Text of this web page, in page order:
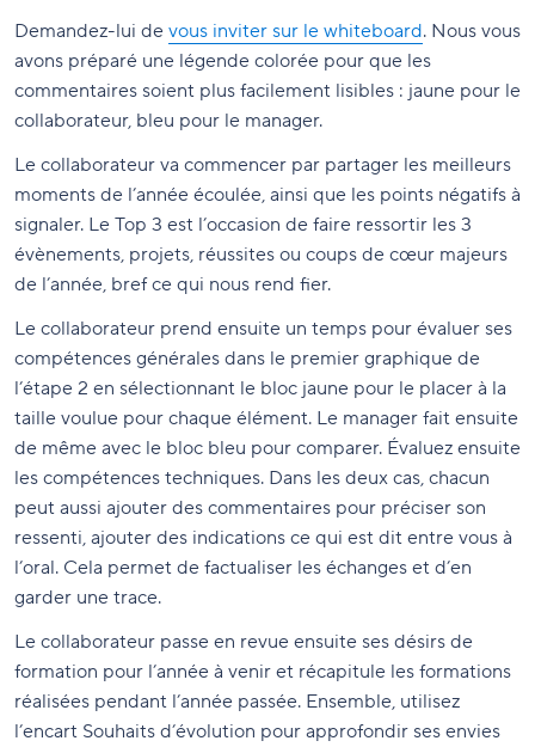
Demandez-lui de vous inviter sur le whiteboard. Nous vous
avons préparé une légende colorée pour que les
commentaires soient plus facilement lisibles : jaune pour le
collaborateur, bleu pour le manager.
Le collaborateur va commencer par partager les meilleurs
moments de l’année écoulée, ainsi que les points négatifs à
signaler. Le Top 3 est l’occasion de faire ressortir les 3
évènements, projets, réussites ou coups de cœur majeurs
de l’année, bref ce qui nous rend fier.
Le collaborateur prend ensuite un temps pour évaluer ses
compétences générales dans le premier graphique de
l’étape 2 en sélectionnant le bloc jaune pour le placer à la
taille voulue pour chaque élément. Le manager fait ensuite
de même avec le bloc bleu pour comparer. Évaluez ensuite
les compétences techniques. Dans les deux cas, chacun
peut aussi ajouter des commentaires pour préciser son
ressenti, ajouter des indications ce qui est dit entre vous à
l’oral. Cela permet de factualiser les échanges et d’en
garder une trace.
Le collaborateur passe en revue ensuite ses désirs de
formation pour l’année à venir et récapitule les formations
réalisées pendant l’année passée. Ensemble, utilisez
l’encart Souhaits d’évolution pour approfondir ses envies